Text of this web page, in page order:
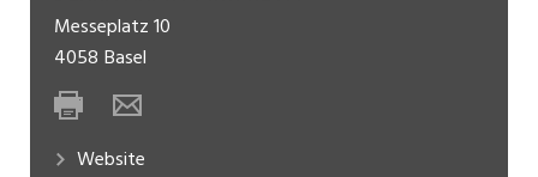
Messeplatz 10
4058 Basel
Website